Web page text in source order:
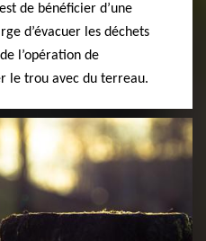
de bénéficier d’une
d’évacuer les déchets
l’opération de
le trou avec du terreau.